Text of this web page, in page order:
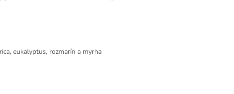
eukalyptus, rozmarín a myrha